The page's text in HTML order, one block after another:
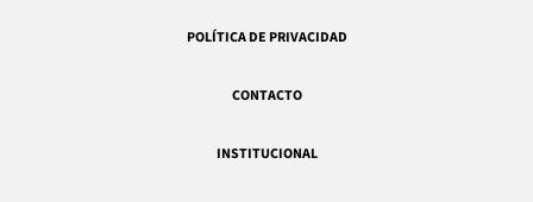
POLÍTICA DE PRIVACIDAD
CONTACTO
INSTITUCIONAL